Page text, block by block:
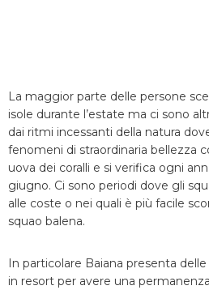
La maggior parte delle persone
isole durante l’estate ma ci sono
dai ritmi incessanti della natura
fenomeni di straordinaria bellezza
uova dei coralli e si verifica ogni
giugno. Ci sono periodi dove gli
alle coste o nei quali è più facile
squao balena.
In particolare Baiana presenta
in resort per avere una